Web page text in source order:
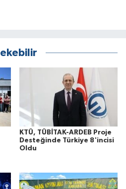
KTÜ, TÜBİTAK-ARDEB Proje
Desteğinde Türkiye 8'incisi
Oldu